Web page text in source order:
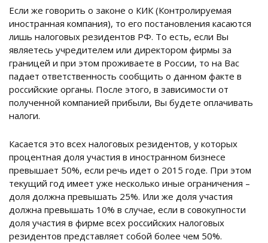
Если же говорить о законе о КИК (Контролируемая
иностранная компания), то его постановления касаются
лишь налоговых резидентов РФ. То есть, если Вы
являетесь учредителем или директором фирмы за
границей и при этом проживаете в России, то на Вас
падает ответственность сообщить о данном факте в
российские органы. После этого, в зависимости от
полученной компанией прибыли, Вы будете оплачивать
налоги.
Касается это всех налоговых резидентов, у которых
процентная доля участия в иностранном бизнесе
превышает 50%, если речь идет о 2015 годе. При этом
текущий год имеет уже несколько иные ограничения –
доля должна превышать 25%. Или же доля участия
должна превышать 10% в случае, если в совокупности
доля участия в фирме всех российских налоговых
резидентов представляет собой более чем 50%.